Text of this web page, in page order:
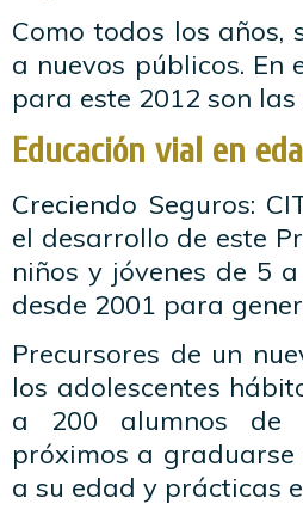
Como todos los años,
a nuevos públicos. En
para este 2012 son las
Educación vial en
Creciendo Seguros:
el desarrollo de este
niños y jóvenes de 5
desde 2001 para
Precursores de un
los adolescentes
a 200 alumnos de
próximos a
a su edad y prácticas